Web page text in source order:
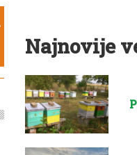
Najnovije